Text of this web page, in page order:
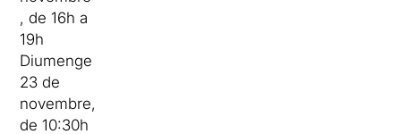
, de 16h a
19h
Diumenge
23 de
novembre,
de 10:30h